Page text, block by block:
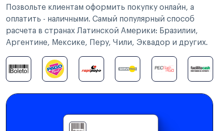
Позвольте клиентам оформить покупку онлайн, а
оплатить - наличными. Самый популярный способ
расчета в странах Латинской Америки: Бразилии,
Аргентине, Мексике, Перу, Чили, Эквадор и других.